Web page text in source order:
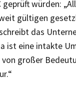
geprüft würden:
gültigen
das
ist eine intakte
großer